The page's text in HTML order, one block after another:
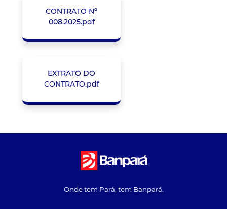
CONTRATO Nº
008.2025.pdf
EXTRATO DO
CONTRATO.pdf
Onde tem Pará, tem Banpará.